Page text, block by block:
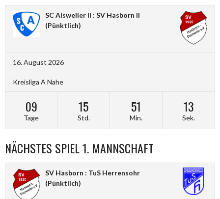
SC Alsweiler II : SV Hasborn II
(Pünktlich)
16. August 2026
Kreisliga A Nahe
09
Tage
15
Std.
51
Min.
13
Sek.
NÄCHSTES SPIEL 1. MANNSCHAFT
SV Hasborn : TuS Herrensohr
(Pünktlich)